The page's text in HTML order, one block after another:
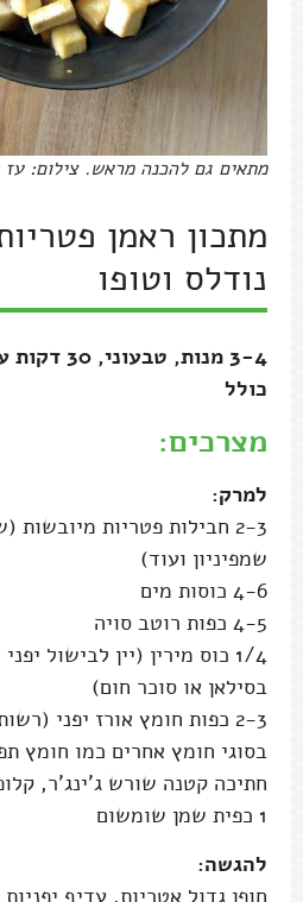
מתאים גם להכנה מראש. צילום:
מתכון ראמן
נודלס וטופו
3-4 מנות,
כולל
מצרכים:
למרק:
2-3 חבילות פטריות
שמפיניון ועוד)
4-6 כוסות מים
4-5 כפות רוטב סויה
1/4 כוס מירין (יין לבישול
בסילאן או סוכר חום)
2-3 כפות חומץ אורז יפני
בסוגי חומץ אחרים כמו חומץ
חתיכה קטנה שורש ג'ינג'ר,
1 כפית שמן שומשום
להגשה:
חופן גדול אטריות, עדיף